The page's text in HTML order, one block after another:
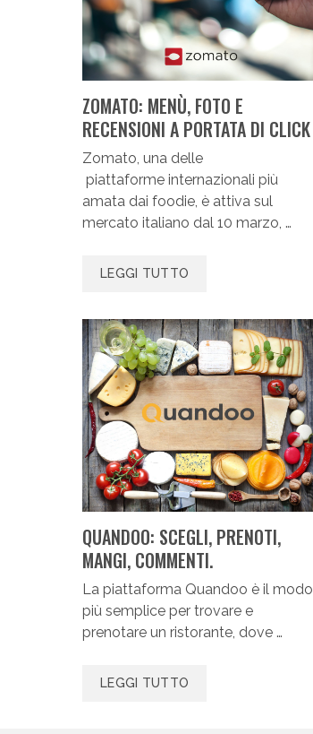
ZOMATO: MENÙ, FOTO E
RECENSIONI A PORTATA DI CLICK
Zomato, una delle
piattaforme internazionali più
amata dai foodie, è attiva sul
mercato italiano dal 10 marzo, …
LEGGI TUTTO
QUANDOO: SCEGLI, PRENOTI,
MANGI, COMMENTI.
La piattaforma Quandoo è il modo
più semplice per trovare e
prenotare un ristorante, dove …
LEGGI TUTTO